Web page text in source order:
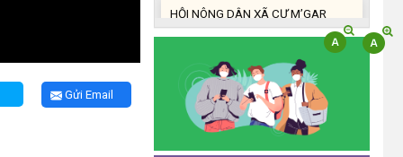
Gửi Email
ĐẠI DIỆN TỈNH ĐẮK LẮK QUẢNG
BÁ SẢN PHẨM OCOP TẠI TUẦN
LỄ NÔNG SẢN VÀ SẢN PHẨM
OCOP TỈNH KHÁNH HÒA NĂM
2026
(18/07/2026)